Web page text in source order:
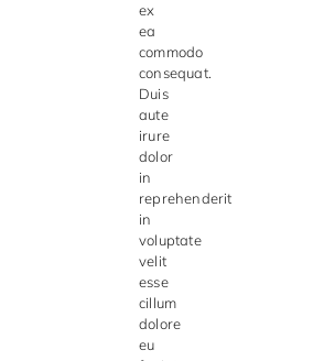
ex
ea
commodo
consequat.
Duis
aute
irure
dolor
in
reprehenderit
in
voluptate
velit
esse
cillum
dolore
eu